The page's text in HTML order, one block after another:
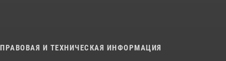
ПРАВОВАЯ И ТЕХНИЧЕСКАЯ ИНФОРМАЦИЯ